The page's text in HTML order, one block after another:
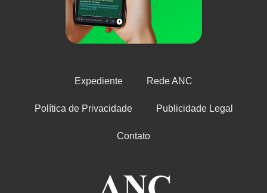
Expediente Rede ANC
Política de Privacidade Publicidade Legal
Contato